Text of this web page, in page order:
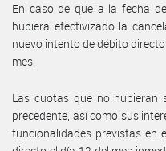
En caso de que a la fecha
hubiera efectivizado la
nuevo intento de débito
mes.
Las cuotas que no
precedente, así como sus
funcionalidades previstas en